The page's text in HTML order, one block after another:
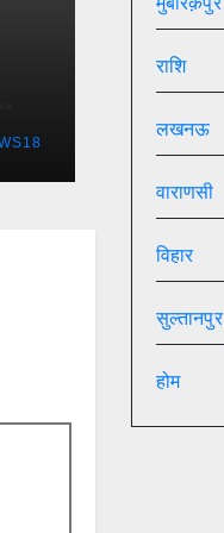
राशि
लखनऊ
वाराणसी
विहार
सुल्तानपुर
होम